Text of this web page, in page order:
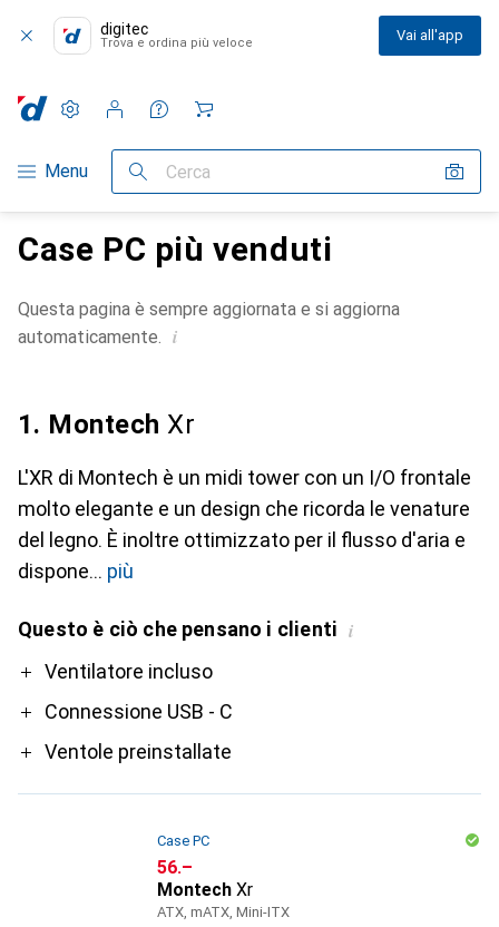
digitec
Trova e ordina più veloce Vai all'app
Categoria Navigazione
Menu Cerca
Impostazioni
Conto cliente
Liste di confronto
Liste dei desideri
Carrello
Case PC più venduti
Questa pagina è sempre aggiornata e si aggiorna
automaticamente. i
1. Montech Xr
L'XR di Montech è un midi tower con un I/O frontale
molto elegante e un design che ricorda le venature
del legno. È inoltre ottimizzato per il flusso d'aria e
dispone
più
Questo è ciò che pensano i clienti i
ProVentilatore incluso
Connessione USB - C
Ventole preinstallate
Case PC
CHF
56.–
Montech Xr
ATX, mATX, Mini-ITX